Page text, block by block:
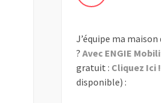
J’équipe ma
? Avec ENGIE
gratuit : Cliquez Ici !
disponible) :